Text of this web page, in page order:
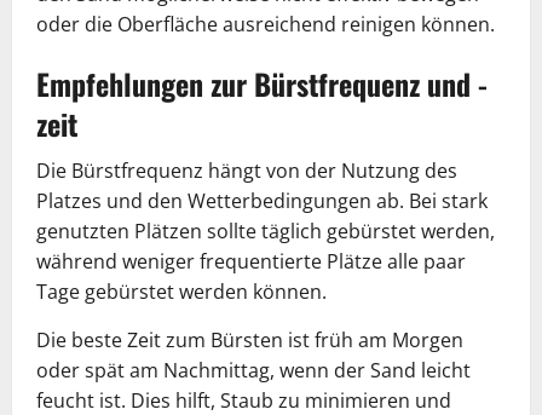
oder die Oberfläche ausreichend reinigen können.
Empfehlungen zur Bürstfrequenz und -
zeit
Die Bürstfrequenz hängt von der Nutzung des
Platzes und den Wetterbedingungen ab. Bei stark
genutzten Plätzen sollte täglich gebürstet werden,
während weniger frequentierte Plätze alle paar
Tage gebürstet werden können.
Die beste Zeit zum Bürsten ist früh am Morgen
oder spät am Nachmittag, wenn der Sand leicht
feucht ist. Dies hilft, Staub zu minimieren und